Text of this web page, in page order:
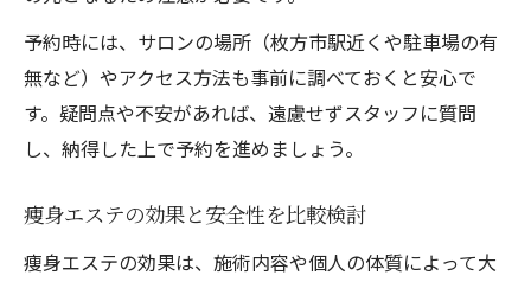
予約時には、サロンの場所（枚方市駅近くや駐車場の有
無など）やアクセス方法も事前に調べておくと安心で
す。疑問点や不安があれば、遠慮せずスタッフに質問
し、納得した上で予約を進めましょう。
痩身エステの効果と安全性を比較検討
痩身エステの効果は、施術内容や個人の体質によって大